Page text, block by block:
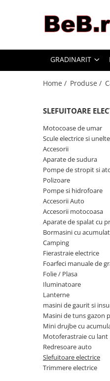
Gradinarit
Iluminatoare
Aparate de spalat cu presiune
Fierastraie electrice
Mori electrice
Scara telescopica
Redresoare auto
masini de gaurit si insurubat
Folie / Plasa
Masini de tuns gazon pe
Slefuitoare electrice
Accesorii Auto
Trimmere electrice
Bormasini cu acumulator
Mini drujbe cu acumulator
Accesorii motocoasa
Motocoase de umar
Scule electrice si unelte
Home&Deco
Curatare
Sport & Activitati in aer liber
Sisteme de incalzire
Oale si cratite gama Samus
Plite pe gaz
Cuptoare Microunde
Espressoare cafea
Fiare de calcat
Storcatoare
Decoratiuni
Friteuze cu aer cald
Cutite bucatarie
Noptiere smart
Masini de tocat
GRADINARIT
Home / Produse /
SLEFUITOARE
Motocoase de umar
Scule electrice si unelte
Accesorii
Aparate de sudura
Pompe de stropit si
Polizoare
Pompe si hidrofoare
Accesorii Auto
Accesorii motocoasa
Aparate de spalat cu
Bormasini cu
Camping
Fierastraie electrice
Foarfeci manuale de
Folie / Plasa
Iluminatoare
Lanterne
masini de gaurit si
Masini de tuns gazon
Mini drujbe cu
Motoferastraie cu lant
Redresoare auto
Slefuitoare electrice
Trimmere electrice